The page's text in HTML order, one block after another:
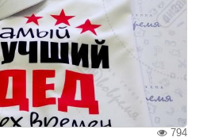
794